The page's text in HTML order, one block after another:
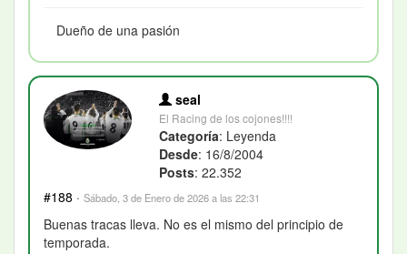
Dueño de una pasión
seal
El Racing de los cojones!!!!
Categoría: Leyenda
Desde: 16/8/2004
Posts: 22.352
#188 · Sábado, 3 de Enero de 2026 a las 22:31
Buenas tracas lleva. No es el mismo del principio de
temporada.